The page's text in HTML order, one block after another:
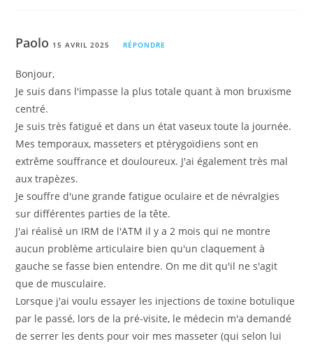
Paolo 15 AVRIL 2025 RÉPONDRE
Bonjour,
Je suis dans l'impasse la plus totale quant à mon bruxisme
centré.
Je suis très fatigué et dans un état vaseux toute la journée.
Mes temporaux, masseters et ptérygoïdiens sont en
extrême souffrance et douloureux. J'ai également très mal
aux trapèzes.
Je souffre d'une grande fatigue oculaire et de névralgies
sur différentes parties de la tête.
J'ai réalisé un IRM de l'ATM il y a 2 mois qui ne montre
aucun problème articulaire bien qu'un claquement à
gauche se fasse bien entendre. On me dit qu'il ne s'agit
que de musculaire.
Lorsque j'ai voulu essayer les injections de toxine botulique
par le passé, lors de la pré-visite, le médecin m'a demandé
de serrer les dents pour voir mes masseter (qui selon lui